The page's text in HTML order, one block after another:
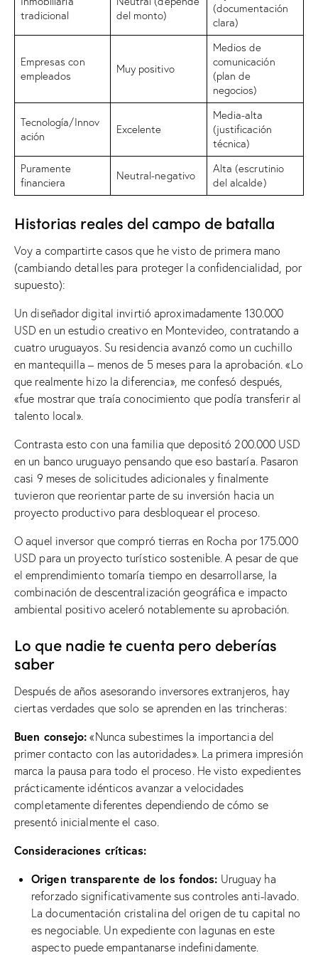
tradicional
del monto)
(documentación
clara)
Empresas con
empleados
Muy positivo
Medios de
comunicación
(plan de
negocios)
Tecnología/Innov
ación
Excelente
Media-alta
(justificación
técnica)
Puramente
financiera
Neutral-negativo
Alta (escrutinio
del alcalde)
Historias reales del campo de batalla
Voy a compartirte casos que he visto de primera mano
(cambiando detalles para proteger la confidencialidad, por
supuesto):
Un diseñador digital invirtió aproximadamente 130.000
USD en un estudio creativo en Montevideo, contratando a
cuatro uruguayos. Su residencia avanzó como un cuchillo
en mantequilla – menos de 5 meses para la aprobación. «Lo
que realmente hizo la diferencia», me confesó después,
«fue mostrar que traía conocimiento que podía transferir al
talento local».
Contrasta esto con una familia que depositó 200.000 USD
en un banco uruguayo pensando que eso bastaría. Pasaron
casi 9 meses de solicitudes adicionales y finalmente
tuvieron que reorientar parte de su inversión hacia un
proyecto productivo para desbloquear el proceso.
O aquel inversor que compró tierras en Rocha por 175.000
USD para un proyecto turístico sostenible. A pesar de que
el emprendimiento tomaría tiempo en desarrollarse, la
combinación de descentralización geográfica e impacto
ambiental positivo aceleró notablemente su aprobación.
Lo que nadie te cuenta pero deberías
saber
Después de años asesorando inversores extranjeros, hay
ciertas verdades que solo se aprenden en las trincheras:
Buen consejo: «Nunca subestimes la importancia del
primer contacto con las autoridades». La primera impresión
marca la pausa para todo el proceso. He visto expedientes
prácticamente idénticos avanzar a velocidades
completamente diferentes dependiendo de cómo se
presentó inicialmente el caso.
Consideraciones críticas:
Origen transparente de los fondos: Uruguay ha
reforzado significativamente sus controles anti-lavado.
La documentación cristalina del origen de tu capital no
es negociable. Un expediente con lagunas en este
aspecto puede empantanarse indefinidamente.